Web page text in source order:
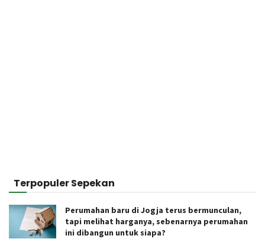
Terpopuler Sepekan
Perumahan baru di Jogja terus bermunculan,
tapi melihat harganya, sebenarnya perumahan
ini dibangun untuk siapa?